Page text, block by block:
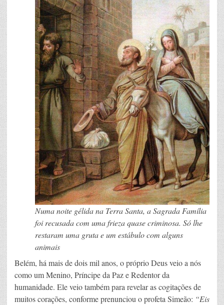
Numa noite gélida na Terra Santa, a Sagrada Família
foi recusada com uma frieza quase criminosa. Só lhe
restaram uma gruta e um estábulo com alguns
animais
Belém, há mais de dois mil anos, o próprio Deus veio a nós
como um Menino, Príncipe da Paz e Redentor da
humanidade. Ele veio também para revelar as cogitações de
muitos corações, conforme prenunciou o profeta Simeão: “Eis